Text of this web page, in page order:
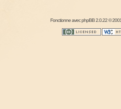
Fonctionne avecphpBB2.0.22 ©